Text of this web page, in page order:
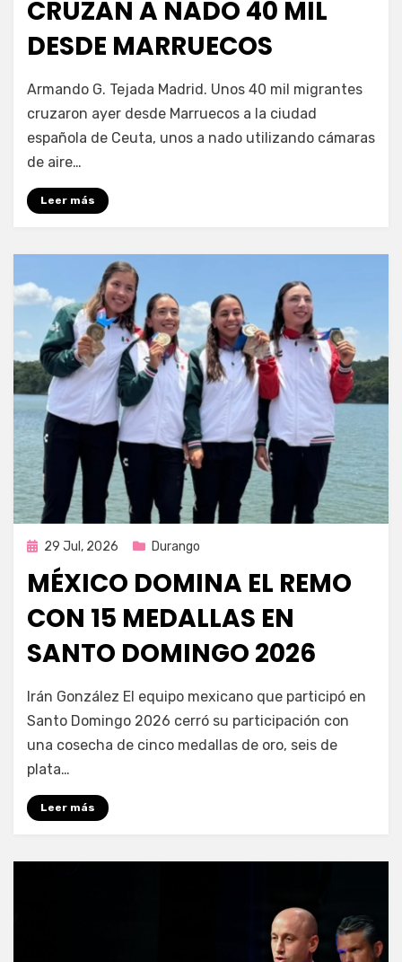
CRUZAN A NADO 40 MIL
DESDE MARRUECOS
Fernando Miranda Servín
Armando G. Tejada Madrid. Unos 40 mil migrantes
cruzaron ayer desde Marruecos a la ciudad
española de Ceuta, unos a nado utilizando cámaras
de aire…
Leer más
Publicada
29 Jul, 2026 Durango
MÉXICO DOMINA EL REMO
CON 15 MEDALLAS EN
SANTO DOMINGO 2026
por Fernando Miranda Servín
Irán González El equipo mexicano que participó en
Santo Domingo 2026 cerró su participación con
una cosecha de cinco medallas de oro, seis de
plata…
Leer más